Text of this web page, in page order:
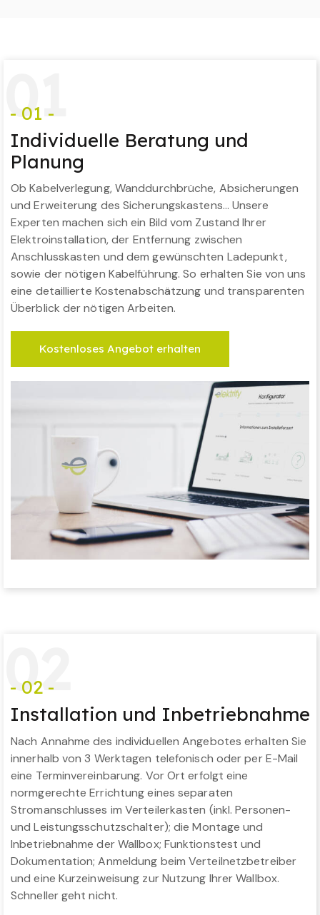
01
- 01 -
Individuelle Beratung und
Planung
Ob Kabelverlegung, Wanddurchbrüche, Absicherungen
und Erweiterung des Sicherungskastens… Unsere
Experten machen sich ein Bild vom Zustand Ihrer
Elektroinstallation, der Entfernung zwischen
Anschlusskasten und dem gewünschten Ladepunkt,
sowie der nötigen Kabelführung. So erhalten Sie von uns
eine detaillierte Kostenabschätzung und transparenten
Überblick der nötigen Arbeiten.
Kostenloses Angebot erhalten
02
- 02 -
Installation und Inbetriebnahme
Nach Annahme des individuellen Angebotes erhalten Sie
innerhalb von 3 Werktagen telefonisch oder per E-Mail
eine Terminvereinbarung. Vor Ort erfolgt eine
normgerechte Errichtung eines separaten
Stromanschlusses im Verteilerkasten (inkl. Personen-
und Leistungsschutzschalter); die Montage und
Inbetriebnahme der Wallbox; Funktionstest und
Dokumentation; Anmeldung beim Verteilnetzbetreiber
und eine Kurzeinweisung zur Nutzung Ihrer Wallbox.
Schneller geht nicht.